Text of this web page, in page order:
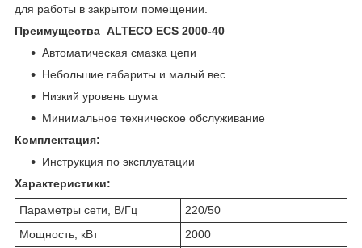
для работы в закрытом помещении.
Преимущества ALTECO ECS 2000-40
Автоматическая смазка цепи
Небольшие габариты и малый вес
Низкий уровень шума
Минимальное техническое обслуживание
Комплектация:
Инструкция по эксплуатации
Характеристики:
Параметры сети, В/Гц
220/50
Мощность, кВт
2000